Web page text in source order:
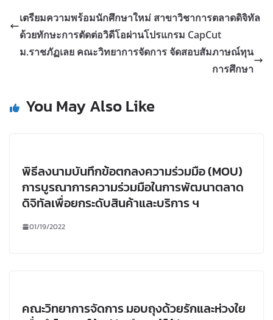
เตรียมความพร้อมนักศึกษาใหม่ สาขาวิชาการตลาดดิจิทัล
ด้วยทักษะการตัดต่อวิดีโอผ่านโปรแกรม CapCut
ม.ราชภัฏเลย คณะวิทยาการจัดการ จัดสอบสัมภาษณ์ทุน
การศึกษา
You May Also Like
พิธีลงนามบันทึกข้อตกลงความร่วมมือ (MOU)
การบูรณาการความร่วมมือในการพัฒนาตลาด
ดิจิทัลเพื่อยกระดับสินค้าและบริการ ฯ
01/19/2022
คณะวิทยาการจัดการ มอบถุงด้วยรักและห่วงใย